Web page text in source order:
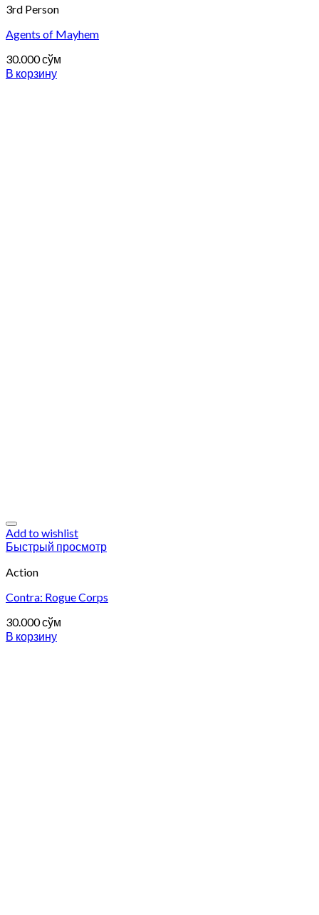
3rd Person
Agents of Mayhem
30.000сўм
В корзину
Add to wishlist
Быстрый просмотр
Action
Contra: Rogue Corps
30.000сўм
В корзину